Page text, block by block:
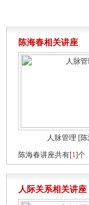
陈海春相关讲座
人脉管理 [
陈海春讲座共有[1]个
人际关系相关讲座